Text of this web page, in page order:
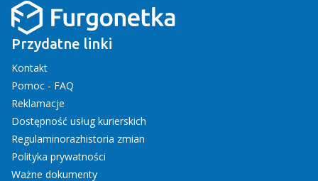
Przydatne linki
Kontakt
Pomoc - FAQ
Reklamacje
Dostępność usług kurierskich
Regulaminorazhistoria zmian
Polityka prywatności
Ważne dokumenty